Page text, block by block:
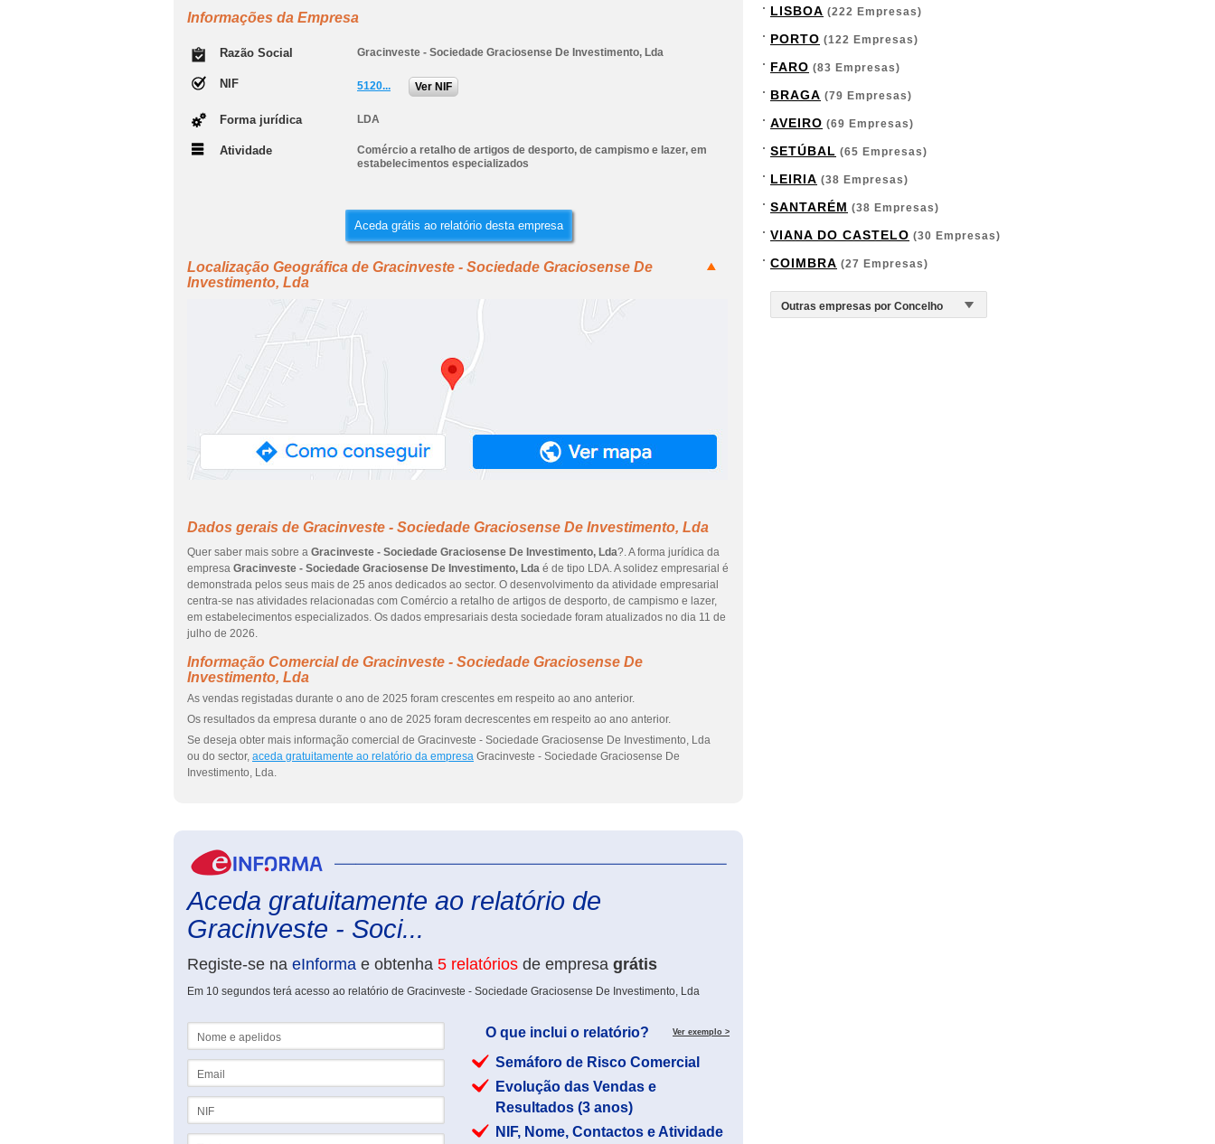
Informações da Empresa
Razão Social Gracinveste - Sociedade Graciosense De Investimento, Lda
NIF 5120... Ver NIF
Forma jurídica LDA
Atividade
Comércio a retalho de artigos de desporto, de campismo e lazer, em
estabelecimentos especializados
Aceda grátis ao relatório desta empresa
Localização Geográfica de Gracinveste - Sociedade Graciosense De
Investimento, Lda
Dados gerais de Gracinveste - Sociedade Graciosense De Investimento, Lda
Quer saber mais sobre a Gracinveste - Sociedade Graciosense De Investimento, Lda?. A forma jurídica da
empresa Gracinveste - Sociedade Graciosense De Investimento, Lda é de tipo LDA. A solidez empresarial é
demonstrada pelos seus mais de 25 anos dedicados ao sector. O desenvolvimento da atividade empresarial
centra-se nas atividades relacionadas com Comércio a retalho de artigos de desporto, de campismo e lazer,
em estabelecimentos especializados. Os dados empresariais desta sociedade foram atualizados no dia 11 de
julho de 2026.
Informação Comercial de Gracinveste - Sociedade Graciosense De
Investimento, Lda
As vendas registadas durante o ano de 2025 foram crescentes em respeito ao ano anterior.
Os resultados da empresa durante o ano de 2025 foram decrescentes em respeito ao ano anterior.
Se deseja obter mais informação comercial de Gracinveste - Sociedade Graciosense De Investimento, Lda
ou do sector, aceda gratuitamente ao relatório da empresa Gracinveste - Sociedade Graciosense De
Investimento, Lda.
Aceda gratuitamente ao relatório de
Gracinveste - Soci...
Registe-se na eInforma e obtenha 5 relatórios de empresa grátis
Em 10 segundos terá acesso ao relatório de Gracinveste - Sociedade Graciosense De Investimento, Lda
O que inclui o relatório? Ver exemplo >
Semáforo de Risco Comercial
Evolução das Vendas e
Resultados (3 anos)
NIF, Nome, Contactos e Atividade
LISBOA (222 Empresas)
PORTO (122 Empresas)
FARO (83 Empresas)
BRAGA (79 Empresas)
AVEIRO (69 Empresas)
SETÚBAL (65 Empresas)
LEIRIA (38 Empresas)
SANTARÉM (38 Empresas)
VIANA DO CASTELO (30 Empresas)
COIMBRA (27 Empresas)